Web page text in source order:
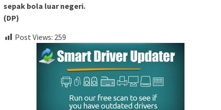
sepak bola luar negeri.
(DP)
Post Views: 259